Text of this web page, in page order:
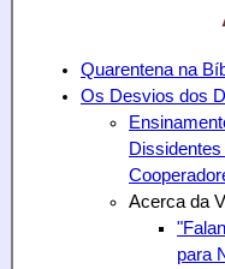
Quarentena na
Os Desvios dos
Acerca da
para